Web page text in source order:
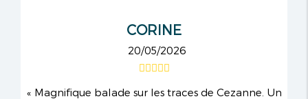
CORINE
20/05/2026
Magnifique balade sur les traces de Cezanne. Un